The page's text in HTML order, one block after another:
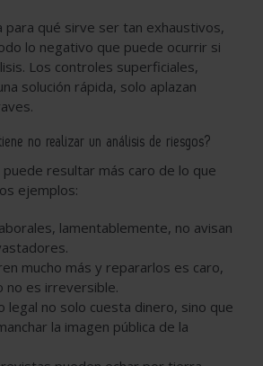
para qué sirve ser tan exhaustivos,
lo negativo que puede ocurrir si
Los controles superficiales,
solución rápida, solo aplazan
no realizar un análisis de riesgos?
resultar más caro de lo que
ejemplos:
lamentablemente, no avisan
mucho más y repararlos es caro,
no es irreversible.
legal no solo cuesta dinero, sino que
la imagen pública de la